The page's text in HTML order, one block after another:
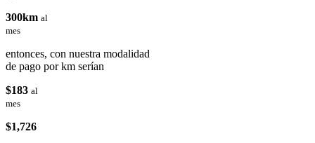
300km al
mes
entonces, con nuestra modalidad
de pago por km serían
$183 al
mes
$1,726